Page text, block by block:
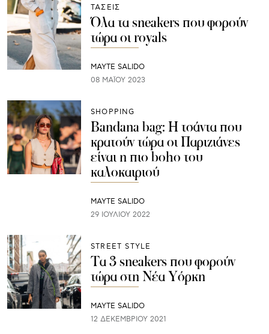
ΤΑΣΕΙΣ
Όλα τα sneakers που φορούν
τώρα οι royals
MAYTE SALIDO
08 ΜΑΪ́ΟΥ 2023
SHOPPING
Bandana bag: Η τσάντα που
κρατούν τώρα οι Παριζιάνες
είναι η πιο boho του
καλοκαιριού
MAYTE SALIDO
29 ΙΟΥΛΊΟΥ 2022
STREET STYLE
Τα 3 sneakers που φορούν
τώρα στη Νέα Υόρκη
MAYTE SALIDO
12 ΔΕΚΕΜΒΡΊΟΥ 2021